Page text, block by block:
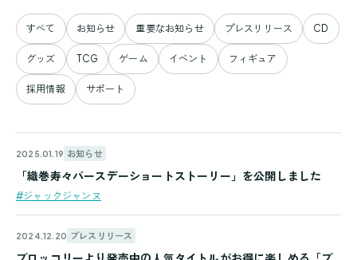
すべて お知らせ 重要なお知らせ プレスリリース CD
グッズ TCG ゲーム イベント フィギュア
採用情報 サポート
2025.01.19 お知らせ
#ジャックジャンヌ
「織巻寿々バースデーショートストーリー」を公開しました
2024.12.20 プレスリリース